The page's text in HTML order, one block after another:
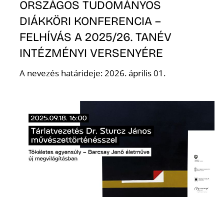
ORSZÁGOS TUDOMÁNYOS
DIÁKKÖRI KONFERENCIA –
FELHÍVÁS A 2025/26. TANÉV
INTÉZMÉNYI VERSENYÉRE
A nevezés határideje: 2026. április 01.